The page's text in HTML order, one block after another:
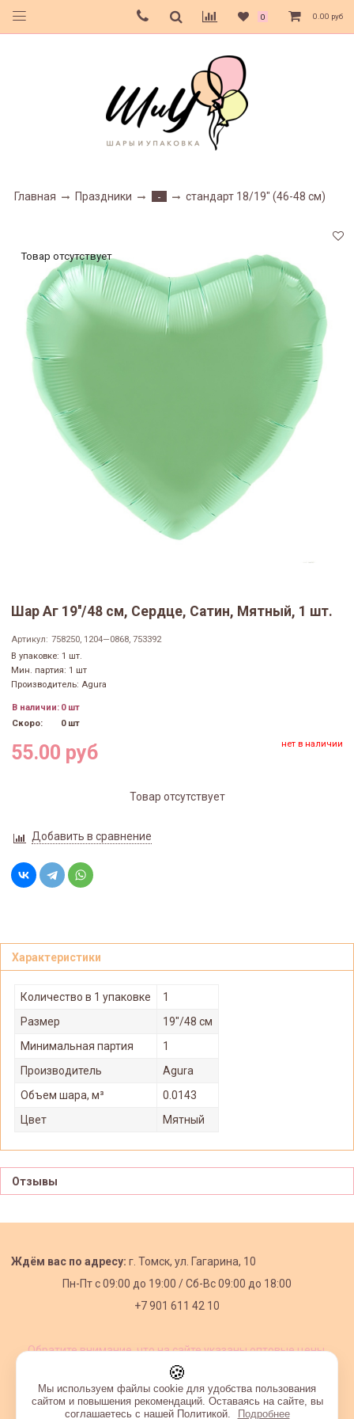
0 0.00 руб
Главная Праздники - стандарт 18/19" (46-48 см)
Товар отсутствует
Шар Аг 19''/48 см, Сердце, Сатин, Мятный, 1 шт.
Артикул: 758250, 1204—0868, 753392
В упаковке: 1 шт.
Мин. партия: 1 шт
Производитель: Agura
В наличии: 0 шт
Скоро:
0 шт
55.00 руб нет в наличии
Товар отсутствует
Добавить в сравнение
Характеристики
Количество в 1 упаковке
1
Размер
19"/48 см
Минимальная партия
1
Производитель
Agura
Объем шара, м³
0.0143
Цвет
Мятный
Отзывы
Ждём вас по адресу: г. Томск, ул. Гагарина, 10
Пн-Пт с09:00 до 19:00 /Сб-Вс 09:00 до 18:00
+7 901 611 42 10
Обратите внимание, что на сайте указаны оптовые цены,
🍪
Мы используем файлы cookie для удобства пользования
сайтом и повышения рекомендаций. Оставаясь на сайте, вы
соглашаетесь с нашей Политикой.
Подробнее